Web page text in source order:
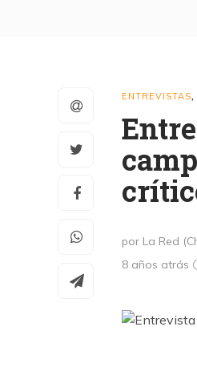
ENTREVISTAS
por La Red
8 años atrás